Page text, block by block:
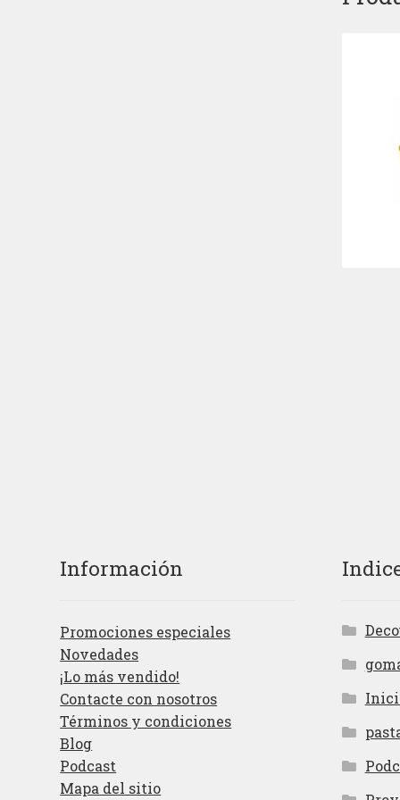
Información
Promociones especiales
Novedades
¡Lo más vendido!
Contacte con nosotros
Términos y condiciones
Blog
Podcast
Mapa del sitio